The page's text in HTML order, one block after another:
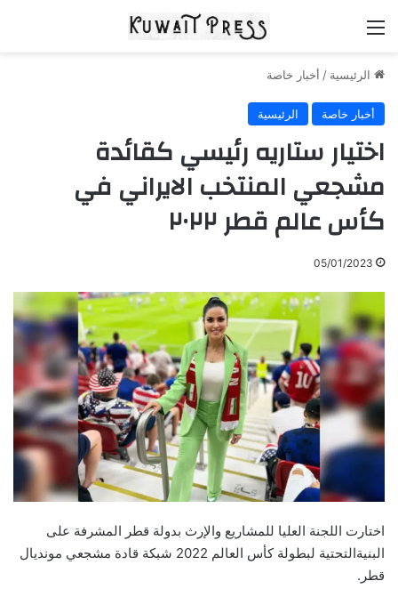
الرئيسية / أخبار خاصة
أخبار خاصة الرئيسية
اختيار ستاريه رئيسي كقائدة
مشجعي المنتخب الايراني في
كأس عالم قطر ٢٠٢٢
05/01/2023
اختارت اللجنة العليا للمشاريع والإرث بدولة قطر المشرفة على
البنيةالتحتية لبطولة كأس العالم 2022 شبكة قادة مشجعي مونديال
قطر.